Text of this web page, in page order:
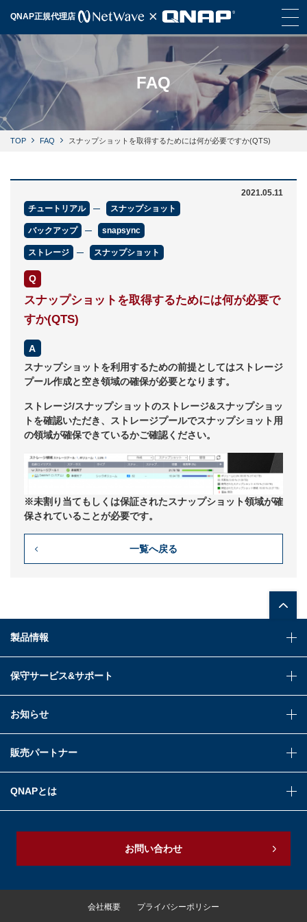
QNAP正規代理店
FAQ
TOP FAQ スナップショットを取得するためには何が必要ですか(QTS)
チュートリアル スナップショット
バックアップ snapsync
ストレージ スナップショット
スナップショットを取得するためには何が必要で
すか(QTS)
スナップショットを利用するための前提としてはストレージ
プール作成と空き領域の確保が必要となります。
ストレージ/スナップショットのストレージ&スナップショッ
トを確認いただき、ストレージプールでスナップショット用
の領域が確保できているかご確認ください。
※未割り当てもしくは保証されたスナップショット領域が確
保されていることが必要です。
一覧へ戻る
2021.05.11
製品情報
保守サービス&サポート
お知らせ
販売パートナー
QNAPとは
お問い合わせ
会社概要 プライバシーポリシー